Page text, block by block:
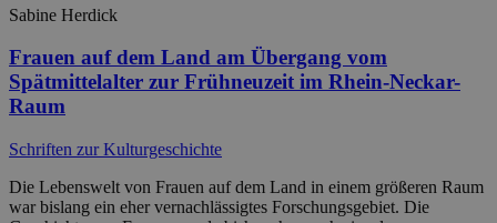
Sabine Herdick
Frauen auf dem Land am Übergang vom
Spätmittelalter zur Frühneuzeit im Rhein-Neckar-
Raum
Schriften zur Kulturgeschichte
Die Lebenswelt von Frauen auf dem Land in einem größeren Raum
war bislang ein eher vernachlässigtes Forschungsgebiet. Die